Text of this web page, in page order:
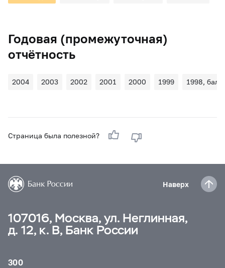
Годовая (промежуточная)
отчётность
2004 2003 2002 2001 2000 1999 1998,
Страница была полезной?
Наверх
107016, Москва, ул. Неглинная,
д. 12, к. В, Банк России
300